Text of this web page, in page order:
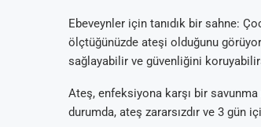
Ebeveynler için tanıdık bir sahne:
ölçtüğünüzde ateşi olduğunu
sağlayabilir ve güvenliğini
Ateş, enfeksiyona karşı bir savunma
durumda, ateş zararsızdır ve 3 gün